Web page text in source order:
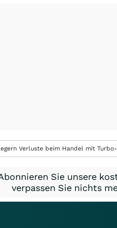
Verluste beim Handel mit
Sie unsere
verpassen Sie nichts